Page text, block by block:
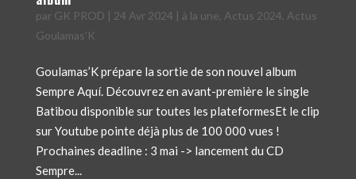
par GK PROD | 24 Avr 2024 | à la une, Actus 2024, Actus
Goulamas'K
Goulamas’K prépare la sortie de son nouvel album
Sempre Aquí. Découvrez en avant-première le single
Batibou disponible sur toutes les plateformesEt le clip
sur Youtube pointe déjà plus de 100 000 vues !
Prochaines deadline : 3 mai -> lancement du CD
Sempre...